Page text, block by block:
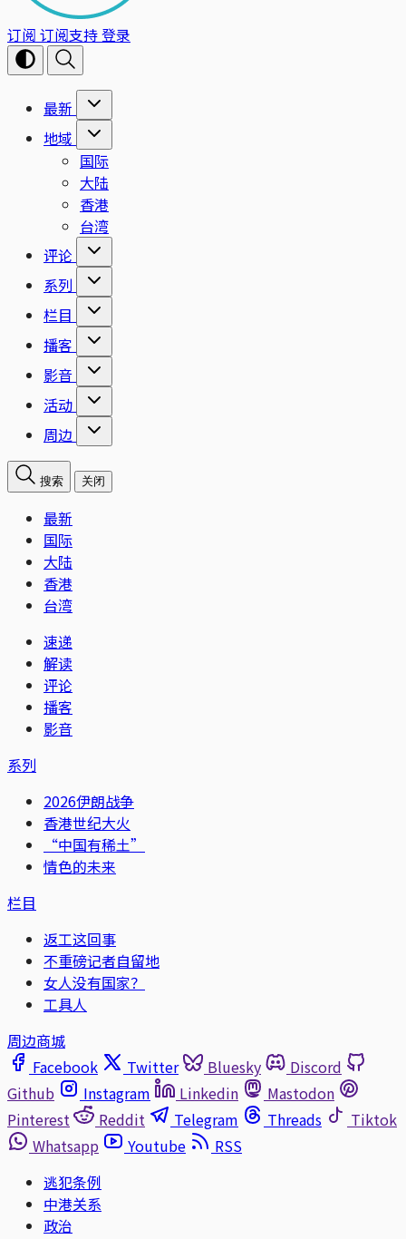
订阅 订阅支持登录
最新
地域
国际
大陆
香港
台湾
评论
系列
栏目
播客
影音
活动
周边
搜索 关闭
最新
国际
大陆
香港
台湾
速递
解读
评论
播客
影音
系列
2026伊朗战争
香港世纪大火
“中国有稀土”
情色的未来
栏目
返工这回事
不重磅记者自留地
女人没有国家？
工具人
周边商城
Facebook
Twitter Bluesky
Discord
Github
Instagram Linkedin
Mastodon
Pinterest
Reddit Telegram Threads
Tiktok
Whatsapp
Youtube
RSS
逃犯条例
中港关系
政治